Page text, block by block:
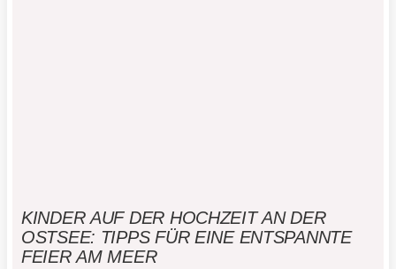
KINDER AUF DER HOCHZEIT AN DER
OSTSEE: TIPPS FÜR EINE ENTSPANNTE
FEIER AM MEER